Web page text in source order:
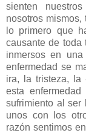
sienten
nosotros
lo primero que
causante de toda
inmersos en una
enfermedad se
ira, la tristeza, la
esta
sufrimiento al ser
unos con los
razón sentimos